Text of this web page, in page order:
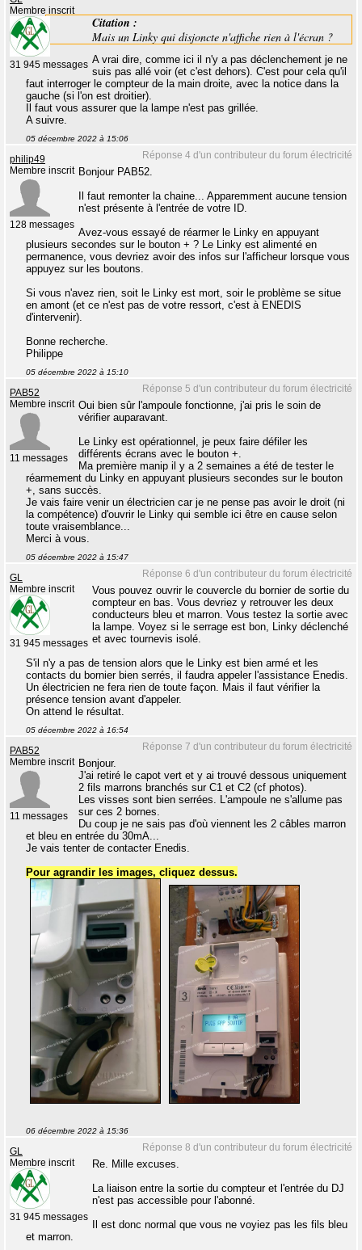
Membre inscrit
31 945 messages
Citation :
Mais un Linky qui disjoncte n'affiche rien à l'écran ?
A vrai dire, comme ici il n'y a pas déclenchement je ne
suis pas allé voir (et c'est dehors). C'est pour cela qu'il
faut interroger le compteur de la main droite, avec la notice dans la
gauche (si l'on est droitier).
Il faut vous assurer que la lampe n'est pas grillée.
A suivre.
05 décembre 2022 à 15:06
Réponse 4 d'un contributeur du forum électricité
philip49
Membre inscrit
128 messages
Bonjour PAB52.
Il faut remonter la chaine... Apparemment aucune tension
n'est présente à l'entrée de votre ID.
Avez-vous essayé de réarmer le Linky en appuyant
plusieurs secondes sur le bouton + ? Le Linky est alimenté en
permanence, vous devriez avoir des infos sur l'afficheur lorsque vous
appuyez sur les boutons.
Si vous n'avez rien, soit le Linky est mort, soir le problème se situe
en amont (et ce n'est pas de votre ressort, c'est à ENEDIS
d'intervenir).
Bonne recherche.
Philippe
05 décembre 2022 à 15:10
Réponse 5 d'un contributeur du forum électricité
PAB52
Membre inscrit
11 messages
Oui bien sûr l'ampoule fonctionne, j'ai pris le soin de
vérifier auparavant.
Le Linky est opérationnel, je peux faire défiler les
différents écrans avec le bouton +.
Ma première manip il y a 2 semaines a été de tester le
réarmement du Linky en appuyant plusieurs secondes sur le bouton
+, sans succès.
Je vais faire venir un électricien car je ne pense pas avoir le droit (ni
la compétence) d'ouvrir le Linky qui semble ici être en cause selon
toute vraisemblance...
Merci à vous.
05 décembre 2022 à 15:47
Réponse 6 d'un contributeur du forum électricité
GL
Membre inscrit
31 945 messages
Vous pouvez ouvrir le couvercle du bornier de sortie du
compteur en bas. Vous devriez y retrouver les deux
conducteurs bleu et marron. Vous testez la sortie avec
la lampe. Voyez si le serrage est bon, Linky déclenché
et avec tournevis isolé.
S'il n'y a pas de tension alors que le Linky est bien armé et les
contacts du bornier bien serrés, il faudra appeler l'assistance Enedis.
Un électricien ne fera rien de toute façon. Mais il faut vérifier la
présence tension avant d'appeler.
On attend le résultat.
05 décembre 2022 à 16:54
Réponse 7 d'un contributeur du forum électricité
PAB52
Membre inscrit
11 messages
Bonjour.
J'ai retiré le capot vert et y ai trouvé dessous uniquement
2 fils marrons branchés sur C1 et C2 (cf photos).
Les visses sont bien serrées. L'ampoule ne s'allume pas
sur ces 2 bornes.
Du coup je ne sais pas d'où viennent les 2 câbles marron
et bleu en entrée du 30mA...
Je vais tenter de contacter Enedis.
Pour agrandir les images, cliquez dessus.
06 décembre 2022 à 15:36
Réponse 8 d'un contributeur du forum électricité
GL
Membre inscrit
31 945 messages
Re. Mille excuses.
La liaison entre la sortie du compteur et l'entrée du DJ
n'est pas accessible pour l'abonné.
Il est donc normal que vous ne voyiez pas les fils bleu
et marron.